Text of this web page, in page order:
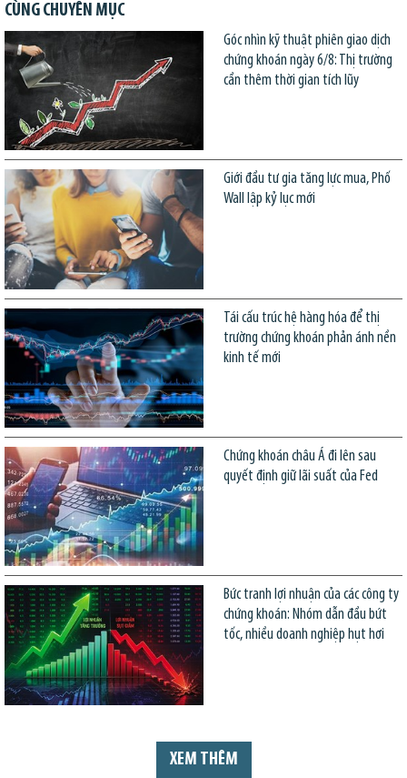
CÙNG CHUYÊN MỤC
Góc nhìn kỹ thuật phiên giao dịch
chứng khoán ngày 6/8: Thị trường
cần thêm thời gian tích lũy
Giới đầu tư gia tăng lực mua, Phố
Wall lập kỷ lục mới
Tái cấu trúc hệ hàng hóa để thị
trường chứng khoán phản ánh nền
kinh tế mới
Chứng khoán châu Á đi lên sau
quyết định giữ lãi suất của Fed
Bức tranh lợi nhuận của các công ty
chứng khoán: Nhóm dẫn đầu bứt
tốc, nhiều doanh nghiệp hụt hơi
XEM THÊM